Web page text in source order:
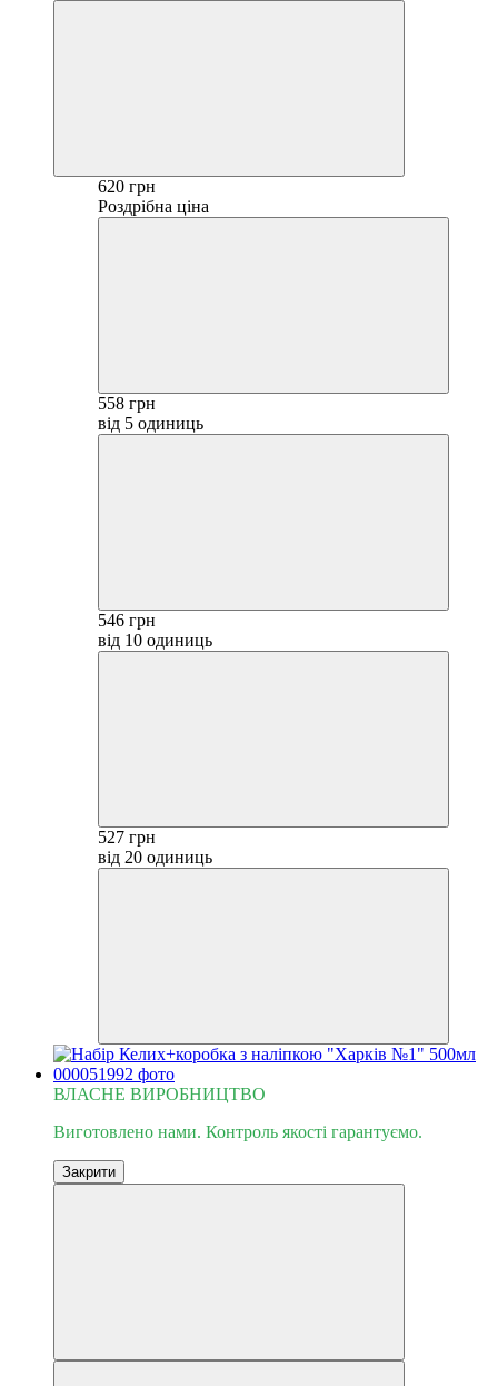
620 грн
Роздрібна ціна
558 грн
від 5 одиниць
546 грн
від 10 одиниць
527 грн
від 20 одиниць
ВЛАСНЕ ВИРОБНИЦТВО
Виготовлено нами. Контроль якості гарантуємо.
Закрити